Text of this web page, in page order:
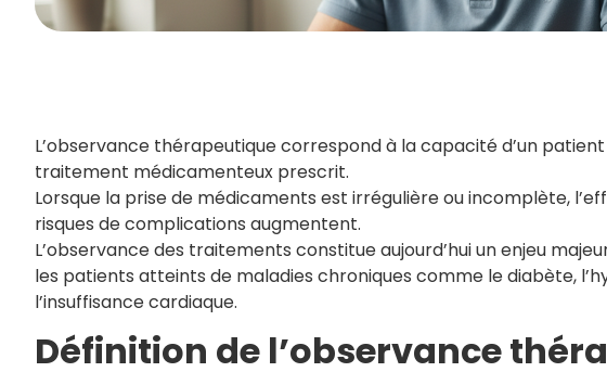
L’observance thérapeutique correspond à la capacité d’un
traitement médicamenteux prescrit.
Lorsque la prise de médicaments est irrégulière ou incomplète,
risques de complications augmentent.
L’observance des traitements constitue aujourd’hui un enjeu
les patients atteints de maladies chroniques comme le diabète,
l’insuffisance cardiaque.
Définition de l’observance